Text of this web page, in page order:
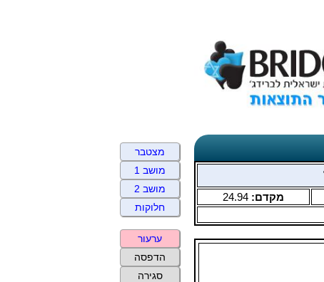
מקדם: 24.94
מצטבר
מושב 1
מושב 2
חלוקות
ערעור
הדפסה
סגירה